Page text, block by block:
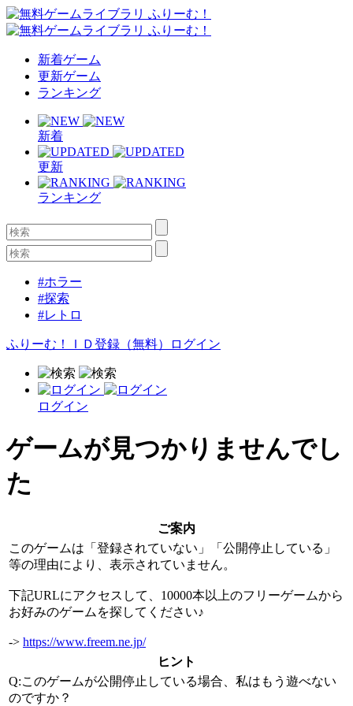
新着ゲーム
更新ゲーム
ランキング
新着
更新
ランキング
#ホラー
#探索
#レトロ
ふりーむ！ＩＤ登録（無料） ログイン
ログイン
ゲームが見つかりませんでし
た
ご案内
このゲームは「登録されていない」「公開停止している」
等の理由により、表示されていません。
下記URLにアクセスして、10000本以上のフリーゲームから
お好みのゲームを探してください♪
-> https://www.freem.ne.jp/
ヒント
Q:このゲームが公開停止している場合、私はもう遊べない
のですか？